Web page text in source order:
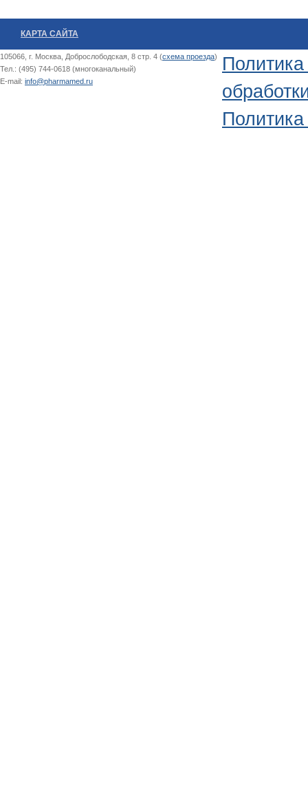
КАРТА САЙТА
105066, г. Москва, Доброслободская, 8 стр. 4 (схема проезда)
Тел.: (495) 744-0618 (многоканальный)
E-mail: info@pharmamed.ru